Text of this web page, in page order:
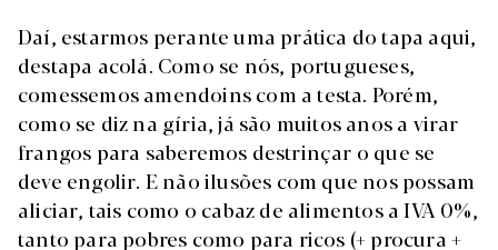
Daí, estarmos perante uma prática do tapa aqui,
destapa acolá. Como se nós, portugueses,
comessemos amendoins com a testa. Porém,
como se diz na gíria, já são muitos anos a virar
frangos para saberemos destrinçar o que se
deve engolir. E não ilusões com que nos possam
aliciar, tais como o cabaz de alimentos a IVA 0%,
tanto para pobres como para ricos (+ procura +